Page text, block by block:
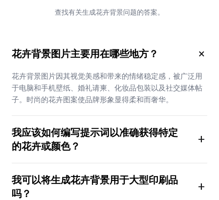
查找有关生成花卉背景问题的答案。
花卉背景图片主要用在哪些地方？ ×
花卉背景图片因其视觉美感和带来的情绪稳定感，被广泛用
于电脑和手机壁纸、婚礼请柬、化妆品包装以及社交媒体帖
子。时尚的花卉图案使品牌形象显得柔和而奢华。
我应该如何编写提示词以准确获得特定
的花卉或颜色？
+
我可以将生成花卉背景用于大型印刷品
吗？
+